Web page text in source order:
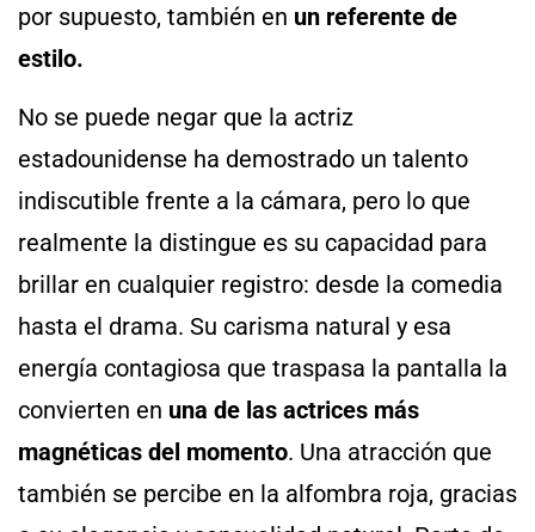
por supuesto, también en un referente de
estilo.
No se puede negar que la actriz
estadounidense ha demostrado un talento
indiscutible frente a la cámara, pero lo que
realmente la distingue es su capacidad para
brillar en cualquier registro: desde la comedia
hasta el drama. Su carisma natural y esa
energía contagiosa que traspasa la pantalla la
convierten en una de las actrices más
magnéticas del momento. Una atracción que
también se percibe en la alfombra roja, gracias